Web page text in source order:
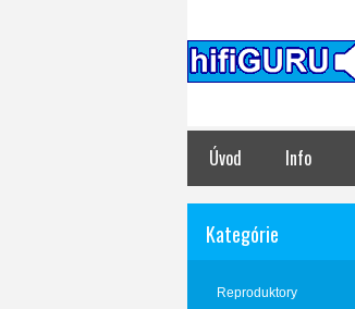
Úvod Info
Kategórie
Reproduktory